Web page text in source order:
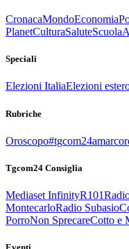
CronacaMondoEconomia
PlanetCulturaSaluteScuola
Speciali
Elezioni ItaliaElezioni
Rubriche
Oroscopo
Tgcom24 Consiglia
Mediaset InfinityR101
MontecarloRadio Subasio
PorroNon SprecareCotto e